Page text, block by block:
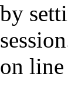
by
on line